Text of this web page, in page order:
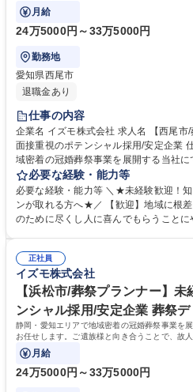
画・提案するお仕事です。
月給
24万5000円～33万5000円
勤務地
愛知県西尾市
退職金あり
仕事の内容
企業名 イズモ株式会社 求人名 【西尾市/葬祭ディレクター】未経験歓迎！
面接重視のポテンシャル採用/安定企業 仕事の内容 静岡・愛知エリアで地
域密着の冠婚葬祭事業を展開する当社
ます。ご遺族様と向き合うことで、故人
ニーを企画・提案するお仕事です。 【仕事詳細】ご逝去の連絡対応からお
迎え、ご遺族との打ち合わせ、通夜・
ターフォローまで一貫して担当します。
ープ内に多様な事業があり、人間関係を
ることも可能です。 募集職種 【西尾市/葬祭ディレクター】未経験歓迎！
面接重視のポテンシャル採用/安定企業
必要な経験・能力等
必要な経験・能力等 ＼★未経験歓迎！
ンが取れる方へ★／ 【歓迎】地域に根
のために尽くし人に喜んでもらうこと
い、真摯に向き合える誠実さを持った方
これまでの人生における様々な経験を糧
行に移せる行動力を評価します。面倒
り、未経験からでも安心して成長できる環境
学歴：大学院 大学 高専 短大 専修学校
許普通自動車
正社員
イズモ株式会社
【浜松市/葬祭プランナー】
ンシャル採用/安定企業 葬祭
静岡・愛知エリアで地域密着の冠婚葬祭事業を
お任せします。ご遺族様と向き合うことで、故
企画・提案するお仕事です。
月給
24万5000円～33万5000円